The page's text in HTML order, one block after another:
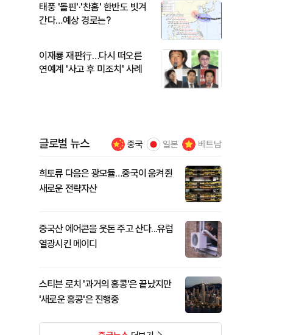
태풍 '돌핀'·'찬홈' 한반도 빗겨
간다…예상 경로는?
이재룡 재판行…다시 떠오른
연예계 '사고 후 미조치' 사례
글로벌 뉴스 중국 일본 베트남
희토류 다음은 광모듈…중국이 움켜쥔
새로운 전략자산
중국산 에어콘을 웃돈 주고 산다...유럽
열광시킨 메이디
스티븐 로치 '과거의 홍콩'은 끝났지만
'새로운 홍콩'은 진행중